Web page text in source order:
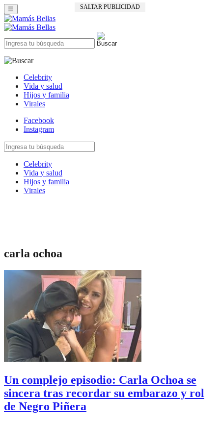
SALTAR PUBLICIDAD
☰
Celebrity
Vida y salud
Hijos y familia
Virales
Facebook
Instagram
Celebrity
Vida y salud
Hijos y familia
Virales
carla ochoa
Un complejo episodio: Carla Ochoa se
sincera tras recordar su embarazo y rol
de Negro Piñera